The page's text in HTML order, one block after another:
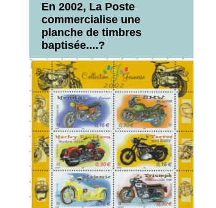
En 2002, La Poste
commercialise une
planche de timbres
baptisée....?